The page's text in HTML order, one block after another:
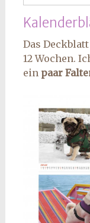
Das
12 Wochen.
ein paar